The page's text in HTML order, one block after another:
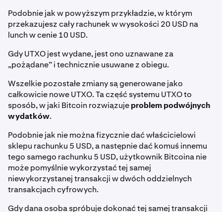
Podobnie jak w powyższym przykładzie, w którym
przekazujesz cały rachunek w wysokości 20 USD na
lunch w cenie 10 USD.
Gdy UTXO jest wydane, jest ono uznawane za
„pożądane” i technicznie usuwane z obiegu.
Wszelkie pozostałe zmiany są generowane jako
całkowicie nowe UTXO. Ta część systemu UTXO to
sposób, w jaki Bitcoin rozwiązujeproblem podwójnych
wydatków.
Podobnie jak nie można fizycznie dać właścicielowi
sklepu rachunku 5 USD, a następnie dać komuś innemu
tego samego rachunku 5 USD, użytkownik Bitcoina nie
może pomyślnie wykorzystać tej samej
niewykorzystanej transakcji w dwóch oddzielnych
transakcjach cyfrowych.
Gdy dana osoba spróbuje dokonać tej samej transakcji